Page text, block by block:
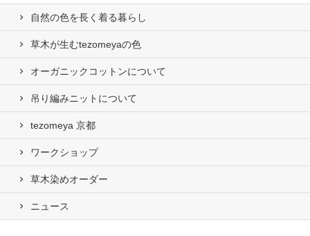
自然の⾊を⻑く着る暮らし
草木が生むtezomeyaの⾊
オーガニックコットンについて
吊り編みニットについて
tezomeya 京都
ワークショップ
草木染めオーダー
ニュース